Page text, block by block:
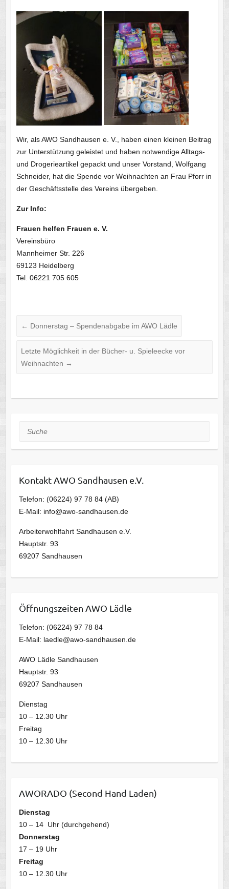
Wir, als AWO Sandhausen e. V., haben einen kleinen Beitrag
zur Unterstützung geleistet und haben notwendige Alltags-
und Drogerieartikel gepackt und unser Vorstand, Wolfgang
Schneider, hat die Spende vor Weihnachten an Frau Pforr in
der Geschäftsstelle des Vereins übergeben.
Zur Info:
Frauen helfen Frauen e. V.
Vereinsbüro
Mannheimer Str. 226
69123 Heidelberg
Tel. 06221 705 605
← Donnerstag – Spendenabgabe im AWO Lädle
Letzte Möglichkeit in der Bücher- u. Spieleecke vor
Weihnachten →
Suche
Kontakt AWO Sandhausen e.V.
Telefon: (06224) 97 78 84 (AB)
E-Mail: info@awo-sandhausen.de
Arbeiterwohlfahrt Sandhausen e.V.
Hauptstr. 93
69207 Sandhausen
Öffnungszeiten AWO Lädle
Telefon: (06224) 97 78 84
E-Mail: laedle@awo-sandhausen.de
AWO Lädle Sandhausen
Hauptstr. 93
69207 Sandhausen
Dienstag
10 – 12.30 Uhr
Freitag
10 – 12.30 Uhr
AWORADO (Second Hand Laden)
Dienstag
10 – 14 Uhr (durchgehend)
Donnerstag
17 – 19 Uhr
Freitag
10 – 12.30 Uhr